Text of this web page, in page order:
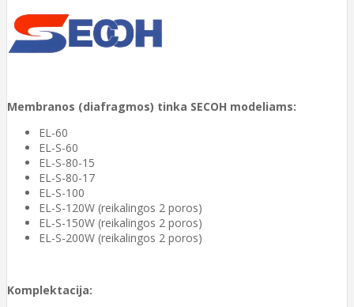
Membranos (diafragmos) tinka SECOH modeliams:
EL-60
EL-S-60
EL-S-80-15
EL-S-80-17
EL-S-100
EL-S-120W (reikalingos 2 poros)
EL-S-150W (reikalingos 2 poros)
EL-S-200W (reikalingos 2 poros)
Komplektacija: